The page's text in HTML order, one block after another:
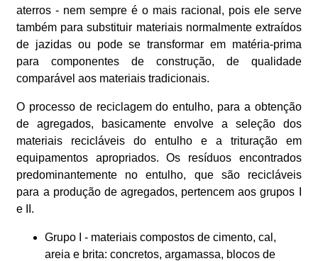
aterros - nem sempre é o mais racional, pois ele serve
também para substituir materiais normalmente extraídos
de jazidas ou pode se transformar em matéria-prima
para componentes de construção, de qualidade
comparável aos materiais tradicionais.
O processo de reciclagem do entulho, para a obtenção
de agregados, basicamente envolve a seleção dos
materiais recicláveis do entulho e a trituração em
equipamentos apropriados. Os resíduos encontrados
predominantemente no entulho, que são recicláveis
para a produção de agregados, pertencem aos grupos I
e II.
Grupo I - materiais compostos de cimento, cal,
areia e brita: concretos, argamassa, blocos de